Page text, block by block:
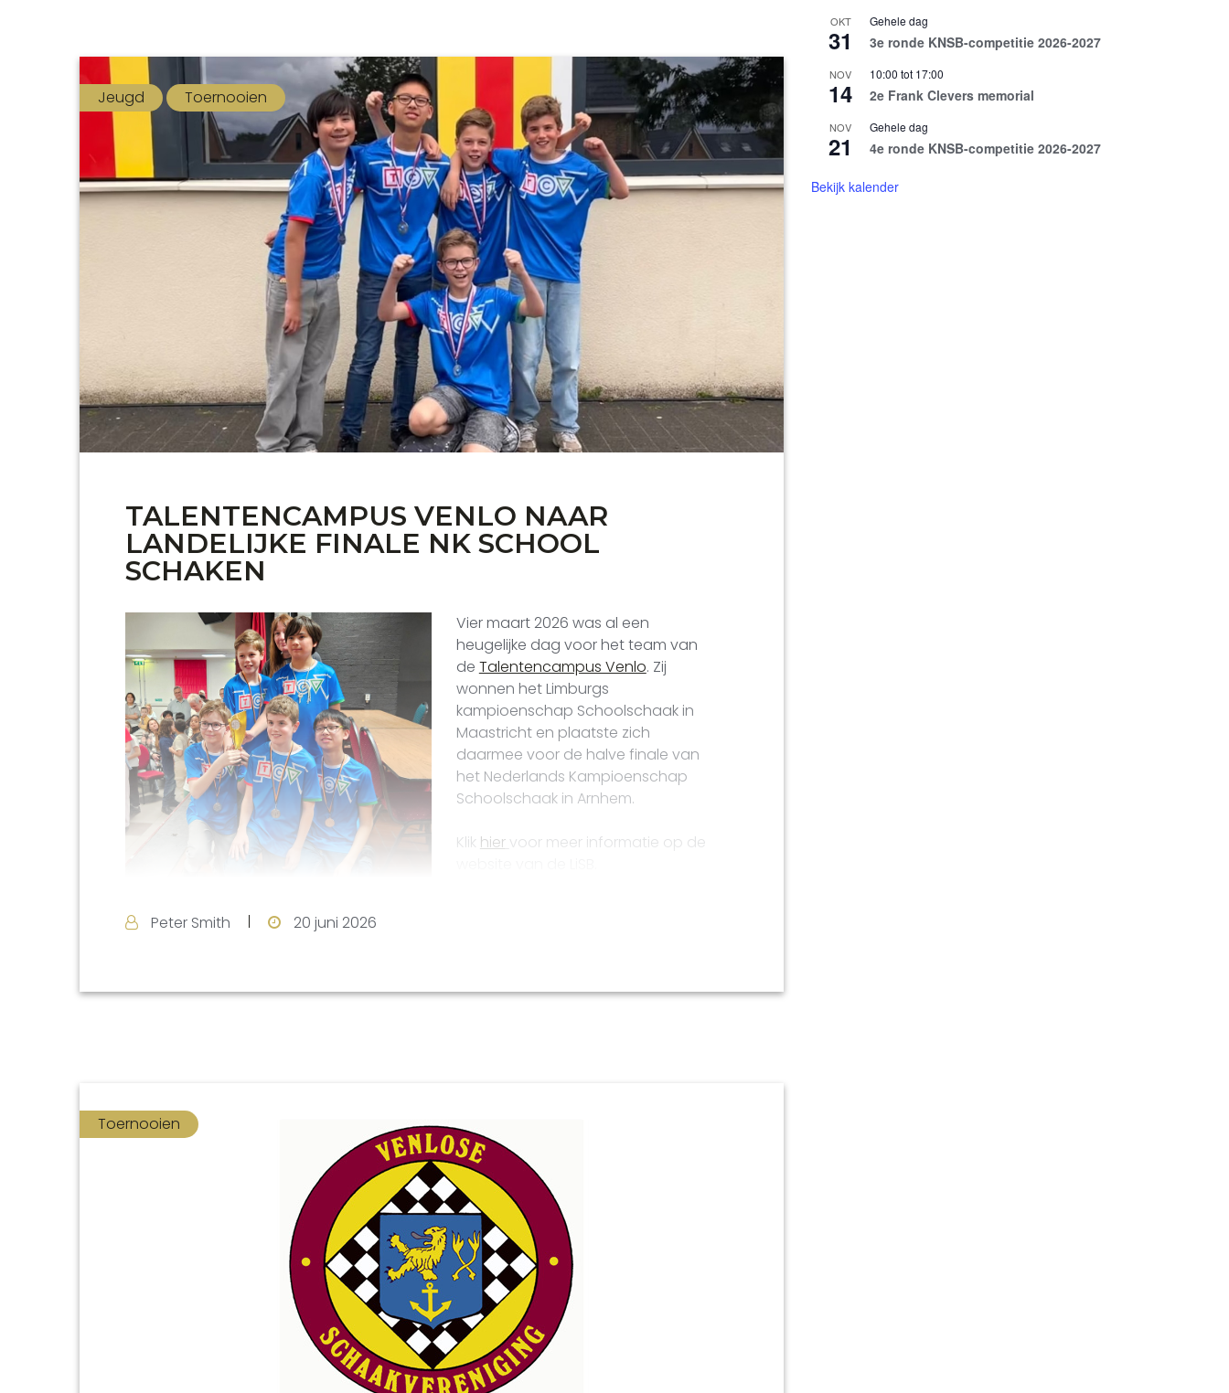
Jeugd Toernooien
TALENTENCAMPUS VENLO NAAR
LANDELIJKE FINALE NK SCHOOL
SCHAKEN
Vier maart 2026 was al een
heugelijke dag voor het team van
de Talentencampus Venlo. Zij
wonnen het Limburgs
kampioenschap Schoolschaak in
Maastricht en plaatste zich
daarmee voor de halve finale van
het Nederlands Kampioenschap
Schoolschaak in Arnhem.
Klik hier voor meer informatie op de
Het team bestaat uit vijf leerlingen …. Met een uiteindelijke vierde plaats
verzekerden zij zich van een plaats in de landelijke finale op 27 juni.
Het volledige bericht van Omroep Venlo staathier.
Het team bestaat uit vijf leerlingen:
Timo van der Hoogt
YuHuan Zheng, Raf Jaspers en
Olivier Tran.
Hun training en de begeleiding was
Peter Smith 20 juni 2026
Toernooien
OKT
31
Gehele dag
3e ronde KNSB-competitie 2026-2027
NOV
14
10:00 tot 17:00
2e Frank Clevers memorial
NOV
21
Gehele dag
4e ronde KNSB-competitie 2026-2027
Bekijk kalender